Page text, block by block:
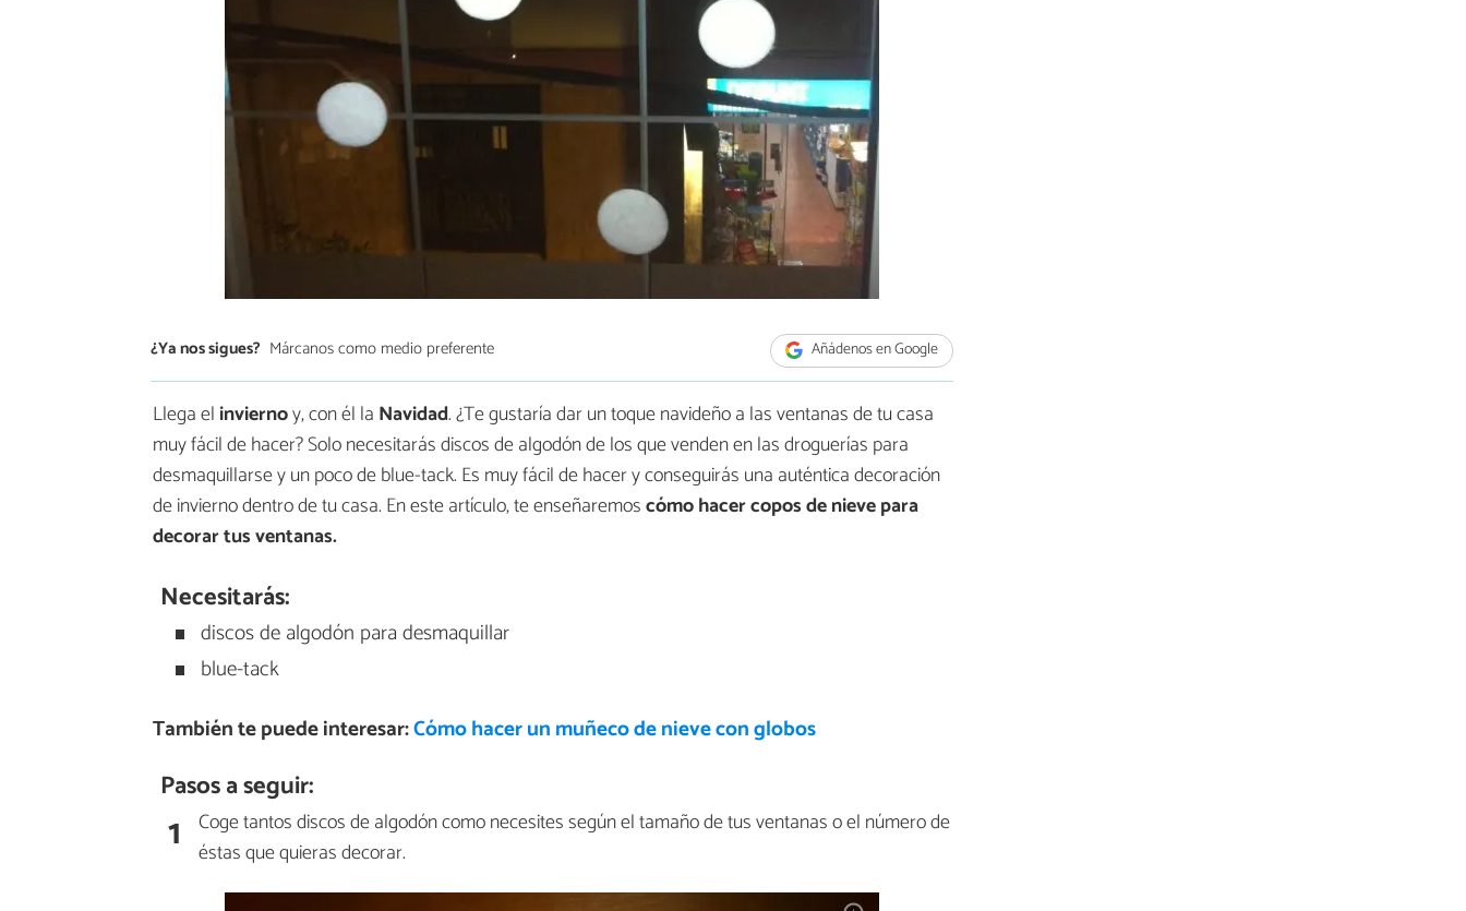
¿Ya nos sigues? Márcanos como medio preferente Añádenos en Google
Llega el inviernoy, con él la Navidad. ¿Te gustaría dar un toque navideño a las ventanas de tu casa
muy fácil de hacer? Solo necesitarás discos de algodón de los que venden en las droguerías para
desmaquillarse y un poco de blue-tack. Es muy fácil de hacer y conseguirás una auténtica decoración
de invierno dentro de tu casa. En este artículo, te enseñaremoscómo hacer copos de nieve para
decorar tus ventanas.
Necesitarás:
discos de algodón para desmaquillar
blue-tack
También te puede interesar:Cómo hacer un muñeco de nieve con globos
Pasos a seguir:
1 Coge tantos discos de algodón como necesites según el tamaño de tus ventanas o el número de
éstas que quieras decorar.